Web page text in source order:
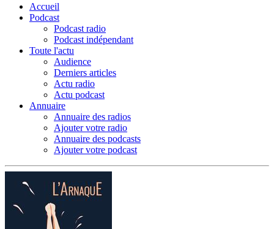
Accueil
Podcast
Podcast radio
Podcast indépendant
Toute l'actu
Audience
Derniers articles
Actu radio
Actu podcast
Annuaire
Annuaire des radios
Ajouter votre radio
Annuaire des podcasts
Ajouter votre podcast